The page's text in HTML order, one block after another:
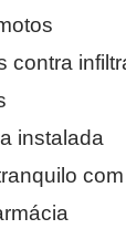
contra
instalada